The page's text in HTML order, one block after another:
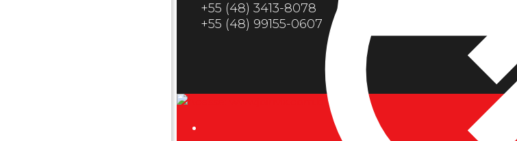
+55 (48) 3413-8078
+55 (48) 99155-0607